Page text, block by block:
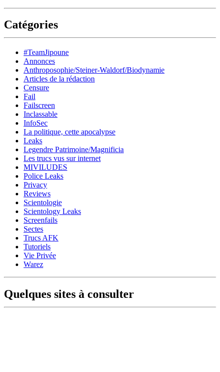
Catégories
#TeamJipoune
Annonces
Anthroposophie/Steiner-Waldorf/Biodynamie
Articles de la rédaction
Censure
Fail
Failscreen
Inclassable
InfoSec
La politique, cette apocalypse
Leaks
Legendre Patrimoine/Magnificia
Les trucs vus sur internet
MIVILUDES
Police Leaks
Privacy
Reviews
Scientologie
Scientology Leaks
Screenfails
Sectes
Trucs AFK
Tutoriels
Vie Privée
Warez
Quelques sites à consulter